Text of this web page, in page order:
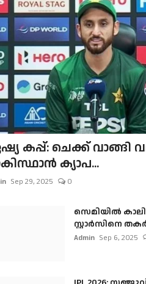
കപ്പ്: ചെക്ക് വാങ്ങി
ക്യാപ...
Sep 29, 2025 0
സെമിയിൽ
സ്റ്റാർസിനെ
Admin Sep 6, 2025